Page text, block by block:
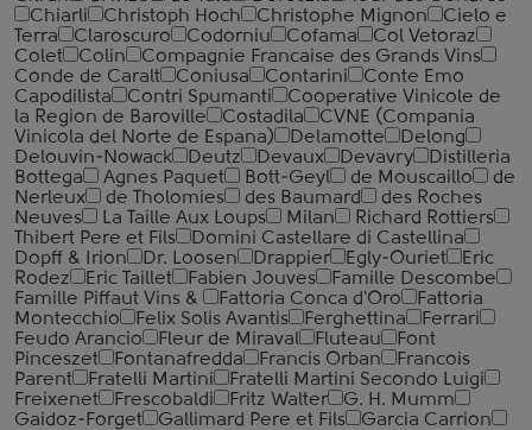
Chiarli
Christoph Hoch Christophe Mignon
Cielo e
Terra
Claroscuro Codorniu Cofama
Col Vetoraz
Colet
Colin
Compagnie Francaise des Grands Vins
Conde de Caralt
Coniusa Contarini
Conte Emo
Capodilista
Contri Spumanti
Cooperative Vinicole de
la Region de Baroville
Costadila
CVNE (Compania
Vinicola del Norte de Espana)
Delamotte
Delong
Delouvin-Nowack
Deutz Devaux Devavry
Distilleria
Bottega
Agnes Paquet Bott-Geyl de Mouscaillo
de
Nerleux
de Tholomies des Baumard
des Roches
Neuves
La Taille Aux Loups Milan
Richard Rottiers
Thibert Pere et Fils
Domini Castellare di Castellina
Dopff & Irion
Dr. Loosen Drappier Egly-Ouriet
Eric
Rodez
Eric Taillet Fabien Jouves
Famille Descombe
Famille Piffaut Vins &
Fattoria Conca d'Oro
Fattoria
Montecchio
Felix Solis Avantis Ferghettina
Ferrari
Feudo Arancio
Fleur de Miraval Fluteau
Font
Pinceszet
Fontanafredda Francis Orban
Francois
Parent
Fratelli Martini
Fratelli Martini Secondo Luigi
Freixenet
Frescobaldi Fritz Walter
G. H. Mumm
Gaidoz-Forget
Gallimard Pere et Fils
Garcia Carrion